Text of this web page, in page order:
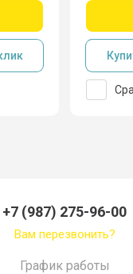
+7 (987) 275-96-00
Вам перезвонить?
График работы